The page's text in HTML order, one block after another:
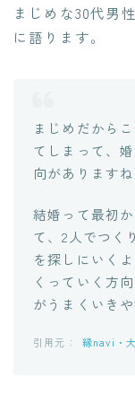
まじめな30代男
に語ります。
まじめだから
てしまって、
向がありますね
結婚って最初
て、2人でつく
を探しにいく
くっていく方
がうまくいき
縁navi・